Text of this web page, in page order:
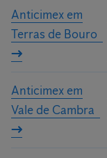
Anticimex em
Terras de Bouro
Anticimex em
Vale de Cambra